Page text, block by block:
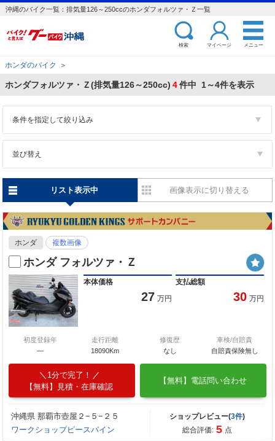
沖縄のバイク一覧：排気量126～250ccのホンダフォルツァ・Ｚ一覧
検索 マイページ メニュー
ホンダのバイク ＞
ホンダフォルツァ・Ｚ(排気量126～250cc) 4件中 1～4件を表示
条件を指定して絞り込み
並び替え
リスト表示中 画像表示に切り替える
ホンダ 複数画像
ホンダ フォルツァ・Ｚ
本体価格
27 万円
支払総額
30 万円
初度登録年
―
走行距離
18090Km
修復歴
なし
車検/自賠責
自賠責保険無し
1分で完了！
【無料】見積・在庫確認
【無料】電話問い合わせ
沖縄県 那覇市壺屋２−５−２５
ワークショップピースパイン
ショップレビュー(3件)
総合評価: 5 点